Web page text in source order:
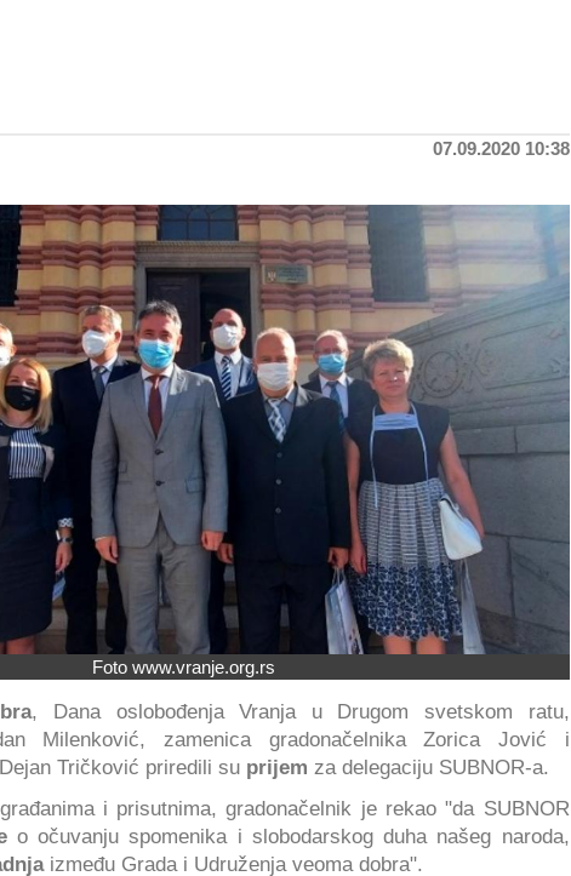
07.09.2020 10:38
Foto www.vranje.org.rs
, Dana oslobođenja Vranja u Drugom svetskom ratu,
Milenković, zamenica gradonačelnika Zorica Jović i
Tričković priredili su prijem za delegaciju SUBNOR-a.
i prisutnima, gradonačelnik je rekao "da SUBNOR
o očuvanju spomenika i slobodarskog duha našeg naroda,
između Grada i Udruženja veoma dobra".